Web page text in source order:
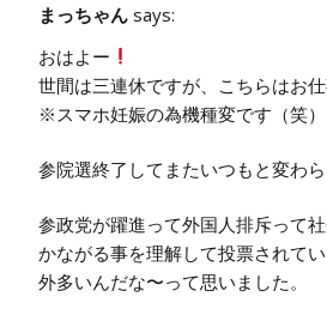
まっちゃん says:
おはよー
世間は三連休ですが、こちらはお仕
※スマホ妊娠の為機種変です（笑）
参院選終了してまたいつもと変わら
参政党が躍進って外国人排斥って
かながる事を理解して投票されて
外多いんだな〜って思いました。